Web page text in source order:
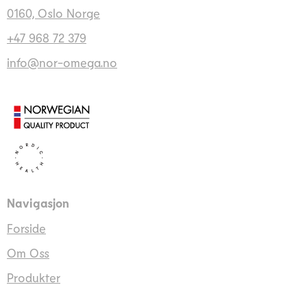
0160, Oslo Norge
+47 968 72 379
info@nor-omega.no
Navigasjon
Forside
Om Oss
Produkter